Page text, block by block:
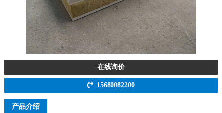
在线询价
15680082200
产品介绍